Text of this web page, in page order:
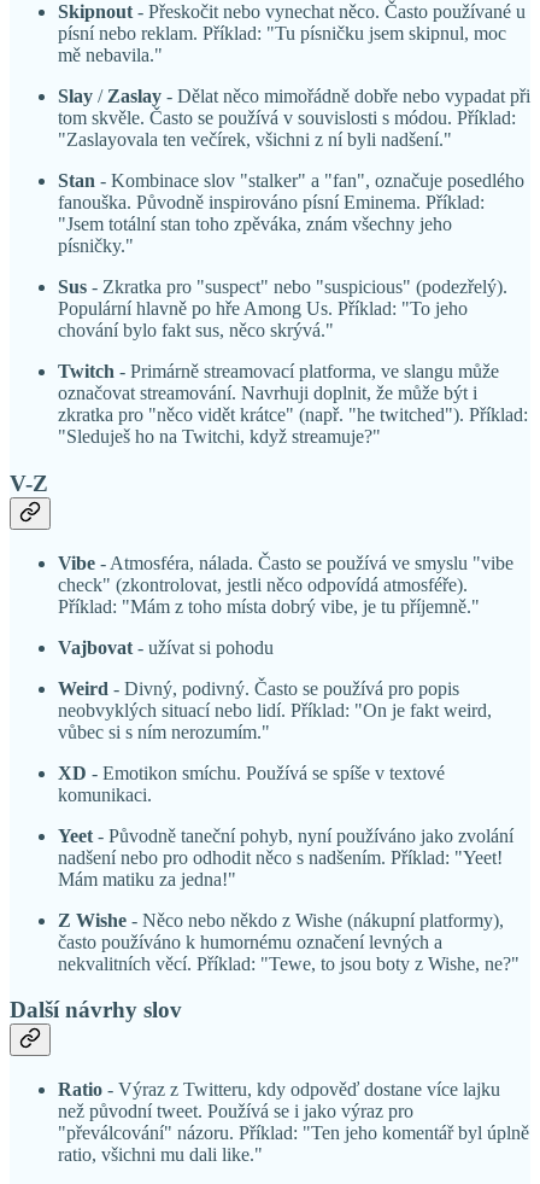
Skipnout - Přeskočit nebo vynechat něco. Často používané u
písní nebo reklam. Příklad: "Tu písničku jsem skipnul, moc
mě nebavila."
Slay / Zaslay - Dělat něco mimořádně dobře nebo vypadat při
tom skvěle. Často se používá v souvislosti s módou. Příklad:
"Zaslayovala ten večírek, všichni z ní byli nadšení."
Stan - Kombinace slov "stalker" a "fan", označuje posedlého
fanouška. Původně inspirováno písní Eminema. Příklad:
"Jsem totální stan toho zpěváka, znám všechny jeho
písničky."
Sus - Zkratka pro "suspect" nebo "suspicious" (podezřelý).
Populární hlavně po hře Among Us. Příklad: "To jeho
chování bylo fakt sus, něco skrývá."
Twitch - Primárně streamovací platforma, ve slangu může
označovat streamování. Navrhuji doplnit, že může být i
zkratka pro "něco vidět krátce" (např. "he twitched"). Příklad:
"Sleduješ ho na Twitchi, když streamuje?"
V-Z
Vibe - Atmosféra, nálada. Často se používá ve smyslu "vibe
check" (zkontrolovat, jestli něco odpovídá atmosféře).
Příklad: "Mám z toho místa dobrý vibe, je tu příjemně."
Vajbovat - užívat si pohodu
Weird - Divný, podivný. Často se používá pro popis
neobvyklých situací nebo lidí. Příklad: "On je fakt weird,
vůbec si s ním nerozumím."
XD - Emotikon smíchu. Používá se spíše v textové
komunikaci.
Yeet - Původně taneční pohyb, nyní používáno jako zvolání
nadšení nebo pro odhodit něco s nadšením. Příklad: "Yeet!
Mám matiku za jedna!"
Z Wishe - Něco nebo někdo z Wishe (nákupní platformy),
často používáno k humornému označení levných a
nekvalitních věcí. Příklad: "Tewe, to jsou boty z Wishe, ne?"
Další návrhy slov
Ratio - Výraz z Twitteru, kdy odpověď dostane více lajku
než původní tweet. Používá se i jako výraz pro
"převálcování" názoru. Příklad: "Ten jeho komentář byl úplně
ratio, všichni mu dali like."